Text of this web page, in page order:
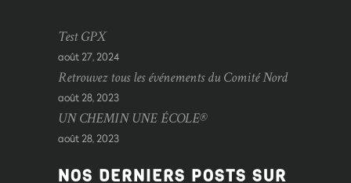
Test GPX
août 27, 2024
Retrouvez tous les événements du Comité Nord
août 28, 2023
UN CHEMIN UNE ÉCOLE®
août 28, 2023
NOS DERNIERS POSTS SUR